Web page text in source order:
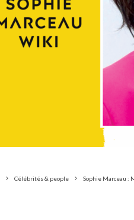
Célébrités & people Sophie Marceau :